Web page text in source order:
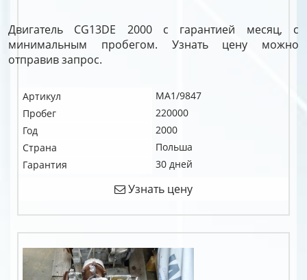
Двигатель CG13DE 2000 с гарантией месяц, с
минимальным пробегом. Узнать цену можно
отправив запрос.
Артикул
MA1/9847
Пробег
220000
Год
2000
Страна
Польша
Гарантия
30 дней
Узнать цену